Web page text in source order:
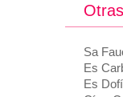
Sa
Es
Es Dofí